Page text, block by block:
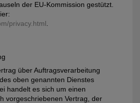
der EU-Kommission gestützt.
privacy.html
über Auftragsverarbeitung
oben genannten Dienstes
handelt es sich um einen
vorgeschriebenen Vertrag, der